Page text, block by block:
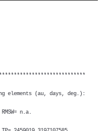
elements (au, days, deg.):
(TDB) RMSW= n.a.